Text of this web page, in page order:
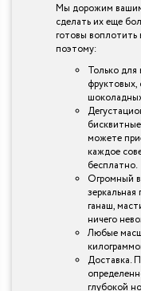
Мы дорожим
сделать их еще
готовы воплотить
поэтому:
Только для
фруктовых,
можете
каждое
бесплатно.
Огромный
ганаш,
ничего
Любые
Доставка.
глубокой